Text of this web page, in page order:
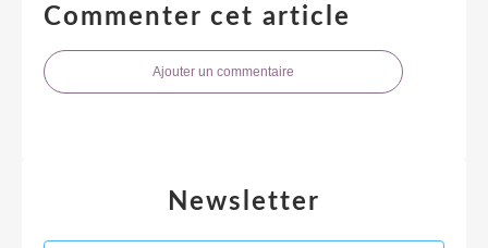
Commenter cet article
Ajouter un commentaire
Newsletter